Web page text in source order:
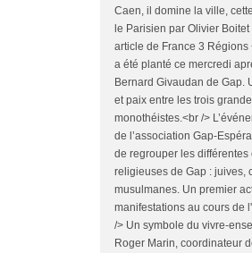
Caen, il domine la ville,
le Parisien par Olivier
article de France 3
a été planté ce mercredi
Bernard Givaudan de Gap.
et paix entre les trois
monothéistes.<br />
de l’association Gap-
de regrouper les différentes
religieuses de Gap : juives,
musulmanes. Un premier
manifestations au cours de
/> Un symbole du vivre-
Roger Marin, coordinateur